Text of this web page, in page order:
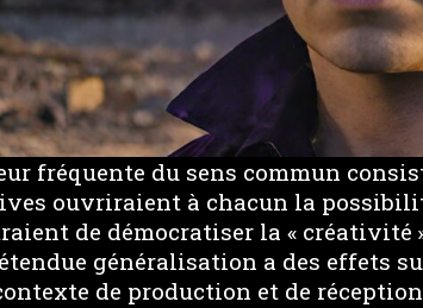
fréquente du sens commun
ouvriraient à chacun la
de démocratiser la « créativité
généralisation a des effets
de production et de